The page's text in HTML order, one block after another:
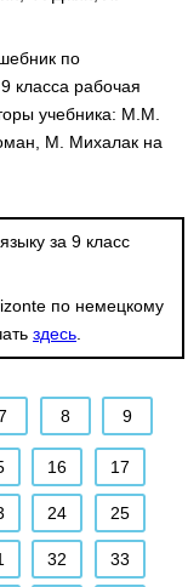
по
класса рабочая
учебника: М.М.
М. Михалак на
за 9 класс
по немецкому
здесь
8 9
16 17
24 25
32 33